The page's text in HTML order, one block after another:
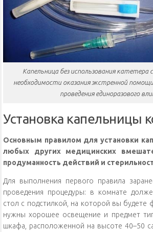
Капельница без использования катетера
необходимости оказания экстренной
проведения единоразового
Установка капельницы
Основным правилом для установки
любых других медицинских
продуманность действий и
Для выполнения первого правила
проведения процедуры: в комнате
стол с подстилкой, на которой вы будете
нужны хорошее освещение и предмет
шкафа, расположенной на высоте 40–50